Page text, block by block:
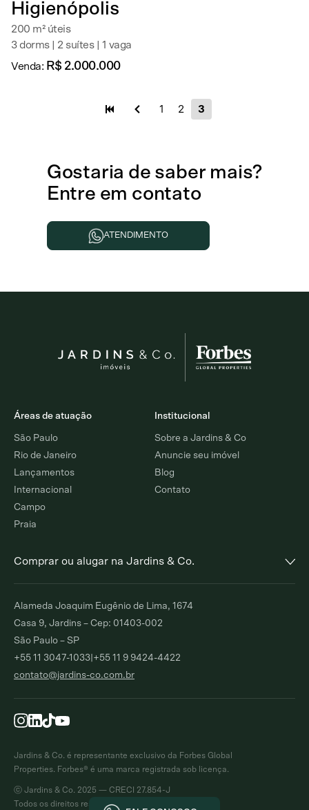
Higienópolis
200 m² úteis
3 dorms | 2 suítes | 1 vaga
Venda: R$ 2.000.000
1 2 3
Gostaria de saber mais?
Entre em contato
ATENDIMENTO
Áreas de atuação
São Paulo
Rio de Janeiro
Lançamentos
Internacional
Campo
Praia
Institucional
Sobre a Jardins & Co
Anuncie seu imóvel
Blog
Contato
Comprar ou alugar na Jardins & Co.
Alto de Pinheiros
Comprar Alugar
Jardim Europa
Moema Índios
ComprarAlugar Comprar
ComprarAlugar Comprar
Moema Pássaros
Campo Belo Itaim Bibi
Alameda Joaquim Eugênio de Lima, 1674
Casa 9, Jardins – Cep: 01403-002
São Paulo – SP
+55 11 3047-1033 +55 11 9 9424-4422
contato@jardins-co.com.br
Jardins & Co. é representante exclusivo da Forbes Global
Properties. Forbes® é uma marca registrada sob licença.
ⓒ Jardins & Co. 2025 — CRECI 27.854-J
Todos os direitos reservados